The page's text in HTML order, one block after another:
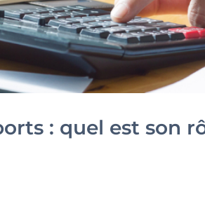
: quel est son